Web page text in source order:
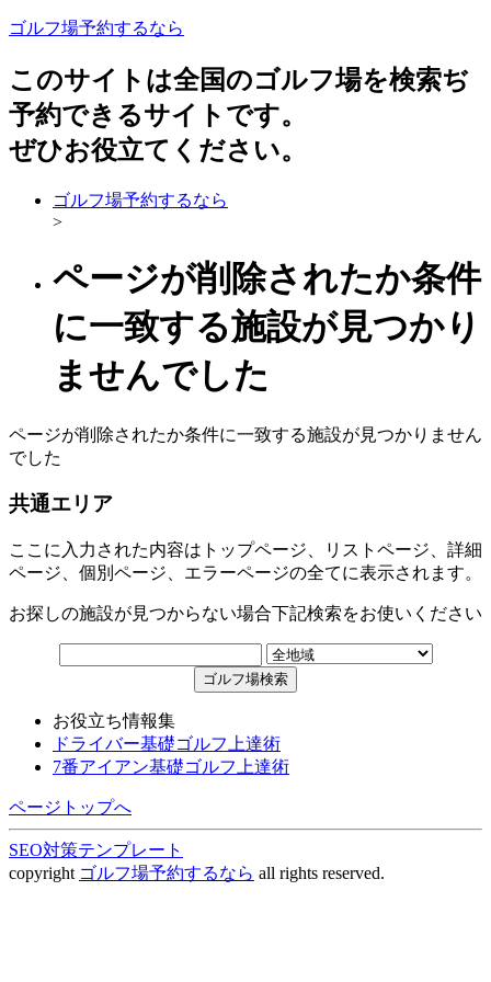
ゴルフ場予約するなら
このサイトは全国のゴルフ場を検索ぢ
予約できるサイトです。
ぜひお役立てください。
ゴルフ場予約するなら
>
ページが削除されたか条件
に一致する施設が見つかり
ませんでした
ページが削除されたか条件に一致する施設が見つかりません
でした
共通エリア
ここに入力された内容はトップページ、リストページ、詳細
ページ、個別ページ、エラーページの全てに表示されます。
お探しの施設が見つからない場合下記検索をお使いください
お役立ち情報集
ドライバー基礎ゴルフ上達術
7番アイアン基礎ゴルフ上達術
ページトップへ
SEO対策テンプレート
copyright ゴルフ場予約するなら all rights reserved.